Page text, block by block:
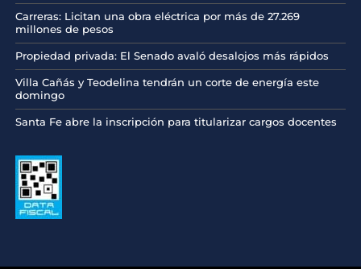
Carreras: Licitan una obra eléctrica por más de 27.269
millones de pesos
Propiedad privada: El Senado avaló desalojos más rápidos
Villa Cañás y Teodelina tendrán un corte de energía este
domingo
Santa Fe abre la inscripción para titularizar cargos docentes